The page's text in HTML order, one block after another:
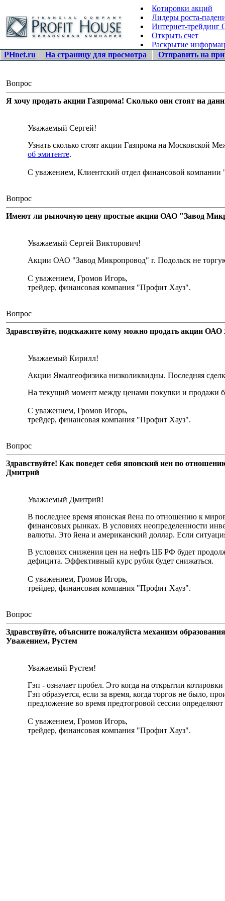
Котировки акций
Лидеры роста-
Интернет-трейдинг
Открыть счет
Раскрытие
PHnet.ru
На страницу для просмотра Отправить на
Вопрос
Я хочу продать акции Газпрома! Сколько они стоят на
Уважаемый Сергей!
Узнать сколько стоят акции Газпрома на
об эмитенте.
С уважением, Клиентский отдел финансовой
Вопрос
Имеют ли рыночную цену простые акции ОАО "Завод
Уважаемый Сергей Викторович!
Акции ОАО "Завод Микропровод" г. Подольск не
С уважением, Громов Игорь,
трейдер, финансовая компания "Профит Хауз".
Вопрос
Здравствуйте, подскажите кому можно продать акции
Уважаемый Кирилл!
Акции Ямалгеофизика низколиквидны. Последняя
На текущий момент между ценами покупки и продажи
С уважением, Громов Игорь,
трейдер, финансовая компания "Профит Хауз".
Вопрос
Здравствуйте! Как поведет себя японский иен по
Дмитрий
Уважаемый Дмитрий!
В последнее время японская йена по отношению к
финансовых рынках. В условиях неопределенности
валюты. Это йена и американский доллар. Если
В условиях снижения цен на нефть ЦБ РФ будет
дефицита. Эффективный курс рубля будет снижаться.
С уважением, Громов Игорь,
трейдер, финансовая компания "Профит Хауз".
Вопрос
Здравствуйте, объясните пожалуйста механизм
Уважением, Рустем
Уважаемый Рустем!
Гэп - означает пробел. Это когда на открытии
Гэп образуется, если за время, когда торгов не было,
предложение во время предтогровой сессии определяют
С уважением, Громов Игорь,
трейдер, финансовая компания "Профит Хауз".